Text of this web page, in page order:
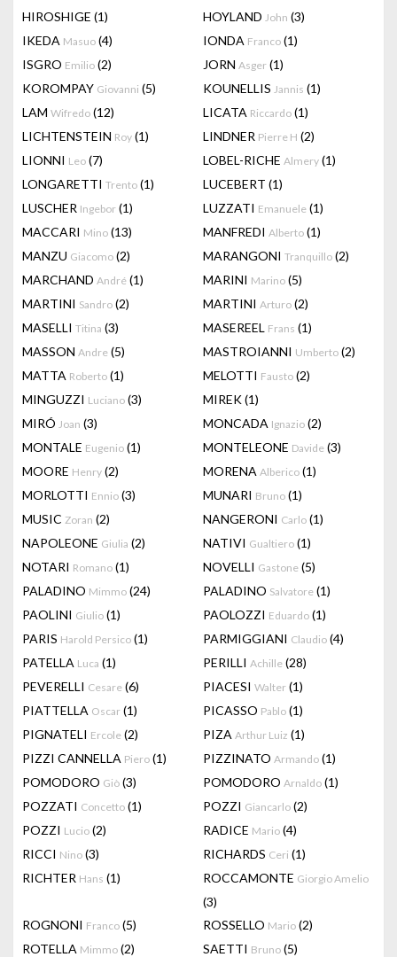
HIROSHIGE (1) HOYLAND John (3)
IKEDA Masuo (4) IONDA Franco (1)
ISGRO Emilio (2) JORN Asger (1)
KOROMPAY Giovanni (5) KOUNELLIS Jannis (1)
LAM Wifredo (12) LICATA Riccardo (1)
LICHTENSTEIN Roy (1) LINDNER Pierre H (2)
LIONNI Leo (7) LOBEL-RICHE Almery (1)
LONGARETTI Trento (1) LUCEBERT (1)
LUSCHER Ingebor (1) LUZZATI Emanuele (1)
MACCARI Mino (13) MANFREDI Alberto (1)
MANZU Giacomo (2) MARANGONI Tranquillo (2)
MARCHAND André (1) MARINI Marino (5)
MARTINI Sandro (2) MARTINI Arturo (2)
MASELLI Titina (3) MASEREEL Frans (1)
MASSON Andre (5) MASTROIANNI Umberto (2)
MATTA Roberto (1) MELOTTI Fausto (2)
MINGUZZI Luciano (3) MIREK(1)
MIRÓ Joan (3) MONCADA Ignazio (2)
MONTALE Eugenio (1) MONTELEONE Davide (3)
MOORE Henry (2) MORENA Alberico (1)
MORLOTTI Ennio (3) MUNARI Bruno (1)
MUSIC Zoran (2) NANGERONI Carlo (1)
NAPOLEONE Giulia (2) NATIVI Gualtiero (1)
NOTARI Romano (1) NOVELLI Gastone (5)
PALADINO Mimmo (24) PALADINO Salvatore (1)
PAOLINI Giulio (1) PAOLOZZI Eduardo (1)
PARIS Harold Persico (1) PARMIGGIANI Claudio (4)
PATELLA Luca (1) PERILLI Achille (28)
PEVERELLI Cesare (6) PIACESI Walter (1)
PIATTELLA Oscar (1) PICASSO Pablo (1)
PIGNATELI Ercole (2) PIZA Arthur Luiz (1)
PIZZI CANNELLA Piero (1) PIZZINATO Armando (1)
POMODORO Giò (3) POMODORO Arnaldo (1)
POZZATI Concetto (1) POZZI Giancarlo (2)
POZZI Lucio (2) RADICE Mario (4)
RICCI Nino (3) RICHARDS Ceri (1)
RICHTER Hans (1) ROCCAMONTE Giorgio Amelio
(3)
ROGNONI Franco (5) ROSSELLO Mario (2)
ROTELLA Mimmo (2) SAETTI Bruno (5)